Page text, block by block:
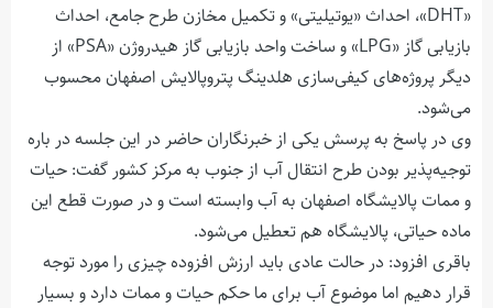
«DHT»، احداث «یوتیلیتی» و تکمیل مخازن طرح جامع، احداث
بازیابی گاز «LPG» و ساخت واحد بازیابی گاز هیدروژن «PSA» از
دیگر پروژه‌های کیفی‌سازی هلدینگ پتروپالایش اصفهان محسوب
می‌شود.
وی در پاسخ به پرسش یکی از خبرنگاران حاضر در این جلسه در باره
توجیه‌پذیر بودن طرح انتقال آب از جنوب به مرکز کشور گفت: حیات
و ممات پالایشگاه اصفهان به آب وابسته است و در صورت قطع این
ماده حیاتی، پالایشگاه هم تعطیل می‌شود.
باقری افزود: در حالت عادی باید ارزش افزوده چیزی را مورد توجه
قرار دهیم اما موضوع آب برای ما حکم حیات و ممات دارد و بسیار